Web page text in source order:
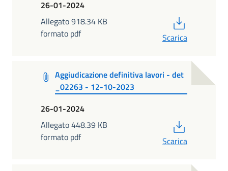
26-01-2024
Allegato 918.34 KB
formato pdf
Scarica
Aggiudicazione definitiva lavori - det
_02263 - 12-10-2023
26-01-2024
Allegato 448.39 KB
formato pdf
Scarica